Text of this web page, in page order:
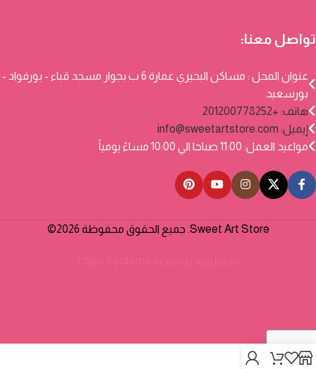
تواصل معنا:
عنوان المحل : مساكن البحيري عمارة 6 ب بجوار مسجد قباء - بورفواد -
بورسعيد
هاتف: +201200778252
إيميل: info@sweetartstore.com
مواعيد العمل: 11:00 صباحا الي 10:00 مساءً يومياً
Sweet Art Store. جميع الحقوق محفوظة 2026©